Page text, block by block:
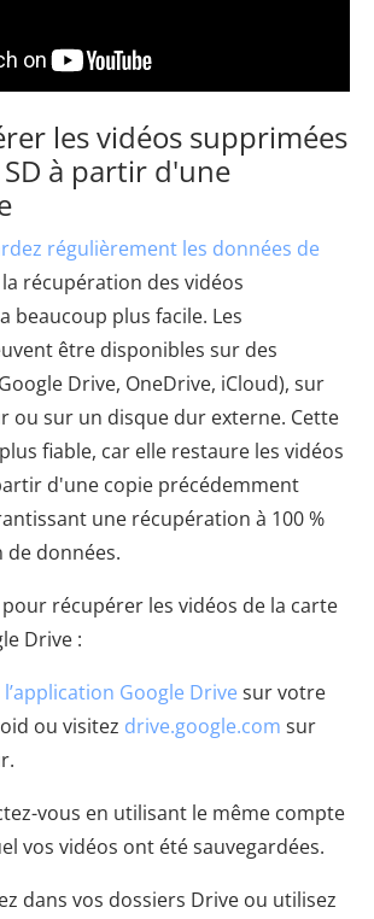
les vidéos supprimées
à partir d'une
régulièrement les données de
la récupération des vidéos
beaucoup plus facile. Les
être disponibles sur des
Drive, OneDrive, iCloud), sur
ou sur un disque dur externe. Cette
fiable, car elle restaure les vidéos
d'une copie précédemment
une récupération à 100 %
données.
récupérer les vidéos de la carte
Drive :
l’application Google Drive sur votre
ou visitez drive.google.com sur
vous en utilisant le même compte
vos vidéos ont été sauvegardées.
dans vos dossiers Drive ou utilisez